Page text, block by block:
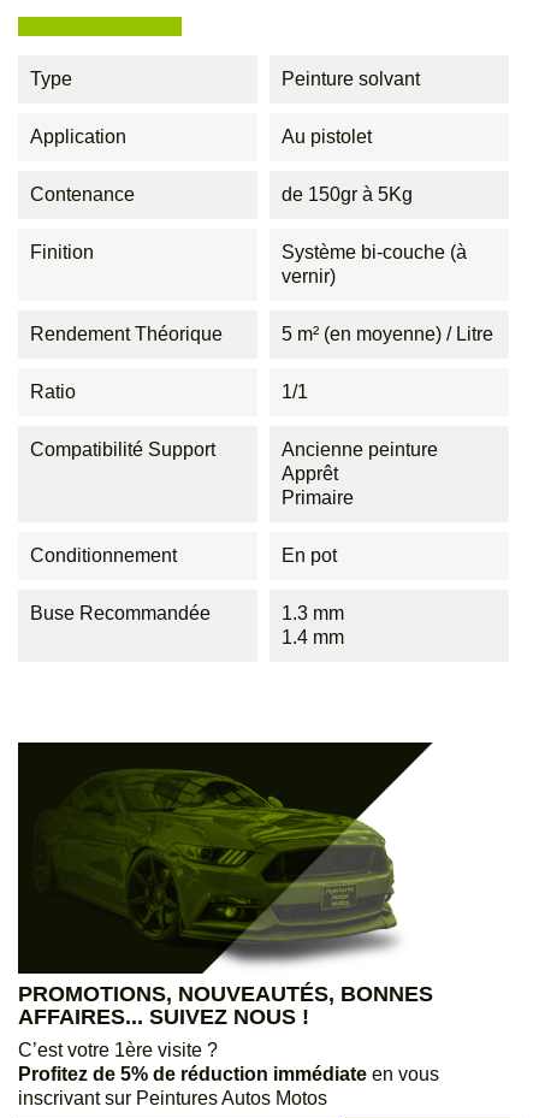
Type Peinture solvant
Application Au pistolet
Contenance de 150gr à 5Kg
Finition
Système bi-couche (à
vernir)
Rendement Théorique 5 m² (en moyenne) / Litre
Ratio 1/1
Compatibilité Support
Ancienne peinture
Apprêt
Primaire
Conditionnement En pot
Buse Recommandée
1.3 mm
1.4 mm
PROMOTIONS, NOUVEAUTÉS, BONNES
AFFAIRES... SUIVEZ NOUS !
C’est votre 1ère visite ?
Profitez de 5% de réduction immédiate en vous
inscrivant sur Peintures Autos Motos